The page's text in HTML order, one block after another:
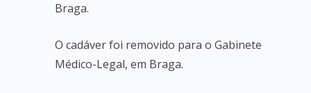
Braga.
O cadáver foi removido para o Gabinete
Médico-Legal, em Braga.